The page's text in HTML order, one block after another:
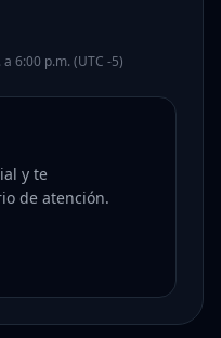
6:00 p.m. (UTC -5)
y te
de atención.